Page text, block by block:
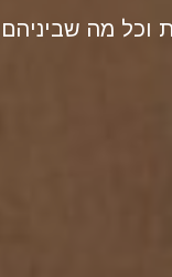
וכל מה שביניהם